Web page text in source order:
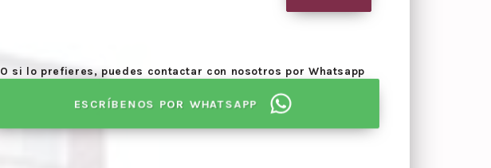
O si lo prefieres, puedes contactar con nosotros por Whatsapp
ESCRÍBENOS POR WHATSAPP